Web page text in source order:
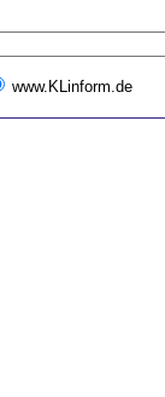
www.KLinform.de